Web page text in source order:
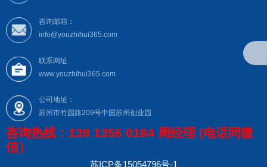
咨询邮箱：
info@youzhihui365.com
联系网址
www.youzhihui365.com
公司地址：
苏州市竹园路209号中国苏州创业园
咨询热线：139 1356 0184 周经理 (电话同微
信）
苏ICP备15054796号-1